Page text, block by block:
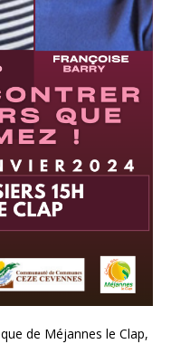
de Méjannes le Clap,